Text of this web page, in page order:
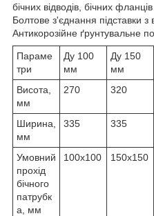
бічних відводів, бічних
Болтове з'єднання підставки
Антикорозійне ґрунтувальне
Параме
три
Ду 100
мм
Ду 150
мм
Висота,
мм
270 320
Ширина,
мм
335 335
Умовний
прохід
бічного
патрубк
а, мм
100х100 150х150